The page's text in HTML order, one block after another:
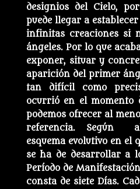
designios del Cielo,
puede llegar a
infinitas creaciones si
ángeles. Por lo que
exponer, situar y
aparición del primer
tan difícil como
ocurrió en el momento
podemos ofrecer al
referencia. Según
esquema evolutivo en el
se ha de desarrollar a
Período de
consta de siete Días.